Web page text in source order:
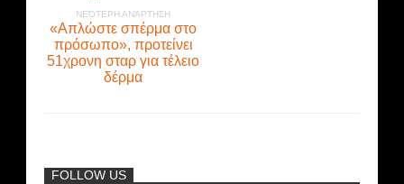
ΝΕΌΤΕΡΗ ΑΝΆΡΤΗΣΗ
«Απλώστε σπέρμα στο
πρόσωπο», προτείνει
51χρονη σταρ για τέλειο
δέρμα
FOLLOW US